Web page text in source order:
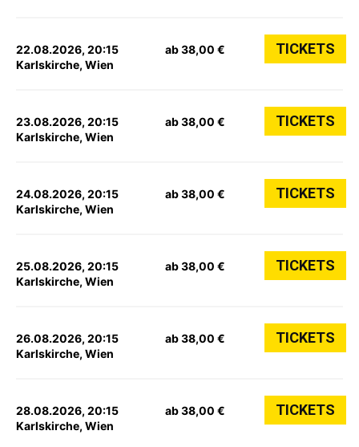
22.08.2026, 20:15
Karlskirche, Wien
ab 38,00 € TICKETS
23.08.2026, 20:15
Karlskirche, Wien
ab 38,00 € TICKETS
24.08.2026, 20:15
Karlskirche, Wien
ab 38,00 € TICKETS
25.08.2026, 20:15
Karlskirche, Wien
ab 38,00 € TICKETS
26.08.2026, 20:15
Karlskirche, Wien
ab 38,00 € TICKETS
28.08.2026, 20:15
Karlskirche, Wien
ab 38,00 € TICKETS